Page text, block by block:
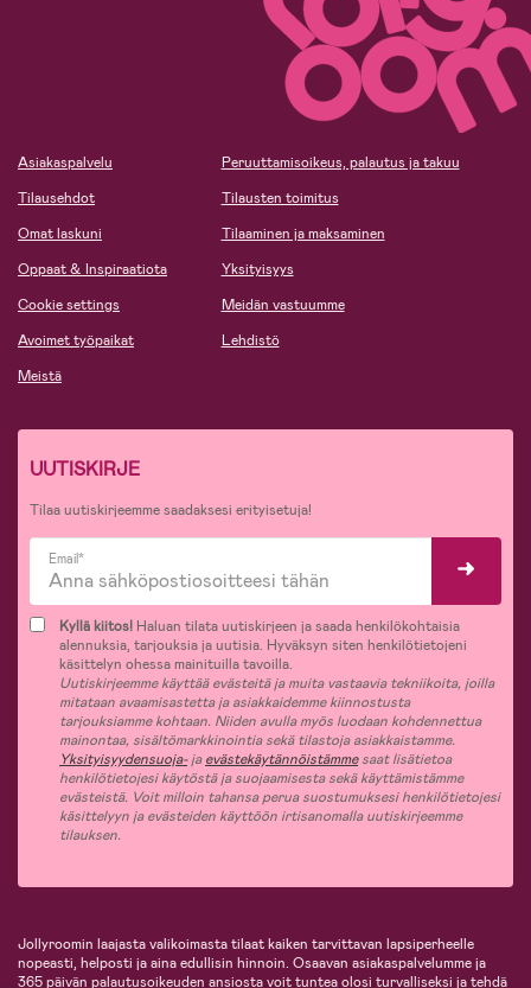
Asiakaspalvelu
Tilausehdot
Omat laskuni
Oppaat & Inspiraatiota
Cookie settings
Avoimet työpaikat
Meistä
Peruuttamisoikeus, palautus ja takuu
Tilausten toimitus
Tilaaminen ja maksaminen
Yksityisyys
Meidän vastuumme
Lehdistö
UUTISKIRJE
Tilaa uutiskirjeemme saadaksesi erityisetuja!
Email*
Kyllä kiitos! Haluan tilata uutiskirjeen ja saada henkilökohtaisia
alennuksia, tarjouksia ja uutisia. Hyväksyn siten henkilötietojeni
käsittelyn ohessa mainituilla tavoilla.
Uutiskirjeemme käyttää evästeitä ja muita vastaavia tekniikoita, joilla
mitataan avaamisastetta ja asiakkaidemme kiinnostusta
tarjouksiamme kohtaan. Niiden avulla myös luodaan kohdennettua
mainontaa, sisältömarkkinointia sekä tilastoja asiakkaistamme.
Yksityisyydensuoja-jaevästekäytännöistämmesaat lisätietoa
henkilötietojesi käytöstä ja suojaamisesta sekä käyttämistämme
evästeistä. Voit milloin tahansa perua suostumuksesi henkilötietojesi
käsittelyyn ja evästeiden käyttöön irtisanomalla uutiskirjeemme
tilauksen.
Jollyroomin laajasta valikoimasta tilaat kaiken tarvittavan lapsiperheelle
nopeasti, helposti ja aina edullisin hinnoin. Osaavan asiakaspalvelumme ja
365 päivän palautusoikeuden ansiosta voit tuntea olosi turvalliseksi ja tehdä